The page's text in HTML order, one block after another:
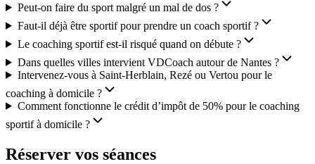
Peut-on faire du sport malgré un mal de dos ?
Faut-il déjà être sportif pour prendre un coach sportif ?
Le coaching sportif est-il risqué quand on débute ?
Dans quelles villes intervient VDCoach autour de Nantes ?
Intervenez-vous à Saint-Herblain, Rezé ou Vertou pour le
coaching à domicile ?
Comment fonctionne le crédit d’impôt de 50% pour le coaching
sportif à domicile ?
Réserver vos séances